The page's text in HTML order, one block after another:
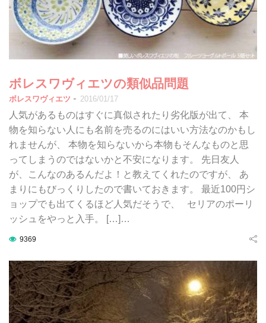
ボレスワヴィエツの類似品問題
ボレスワヴィエツ - 2016/01/17
人気があるものはすぐに真似されたり劣化版が出て、 本
物を知らない人にも名前を売るのにはいい方法なのかもし
れませんが、 本物を知らないから本物もそんなものと思
ってしまうのではないかと不安になります。 先日友人
が、こんなのあるんだよ！と教えてくれたのですが、 あ
まりにもびっくりしたので書いておきます。 最近100円シ
ョップでも出てくるほど人気だそうで、 セリアのポーリ
ッシュをやっと入手。 […]…
9369